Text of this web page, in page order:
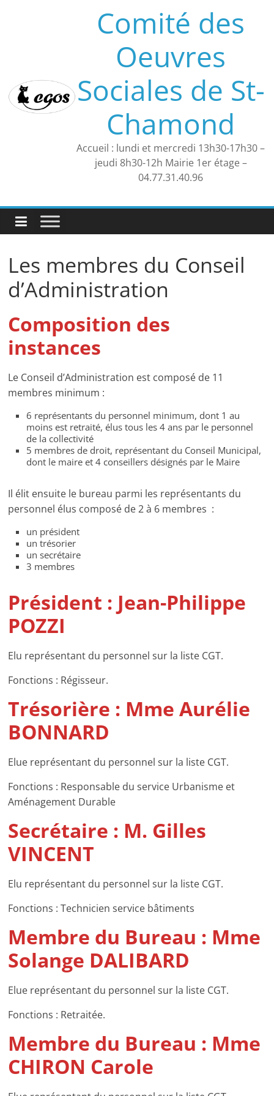
Comité des
Oeuvres
Sociales de St-
Chamond
Accueil : lundi et mercredi 13h30-17h30 –
jeudi 8h30-12h Mairie 1er étage –
04.77.31.40.96
Les membres du Conseil
d’Administration
Composition des
instances
Le Conseil d’Administration est composé de 11
membres minimum :
6 représentants du personnel minimum, dont 1 au
moins est retraité, élus tous les 4 ans par le personnel
de la collectivité
5 membres de droit, représentant du Conseil Municipal,
dont le maire et 4 conseillers désignés par le Maire
Il élit ensuite le bureau parmi les représentants du
personnel élus composé de 2 à 6 membres :
un président
un trésorier
un secrétaire
3 membres
Président : Jean-Philippe
POZZI
Elu représentant du personnel sur la liste CGT.
Fonctions : Régisseur.
Trésorière : Mme Aurélie
BONNARD
Elue représentant du personnel sur la liste CGT.
Fonctions : Responsable du service Urbanisme et
Aménagement Durable
Secrétaire : M. Gilles
VINCENT
Elu représentant du personnel sur la liste CGT.
Fonctions : Technicien service bâtiments
Membre du Bureau : Mme
Solange DALIBARD
Elue représentant du personnel sur la liste CGT.
Fonctions : Retraitée.
Membre du Bureau : Mme
CHIRON Carole